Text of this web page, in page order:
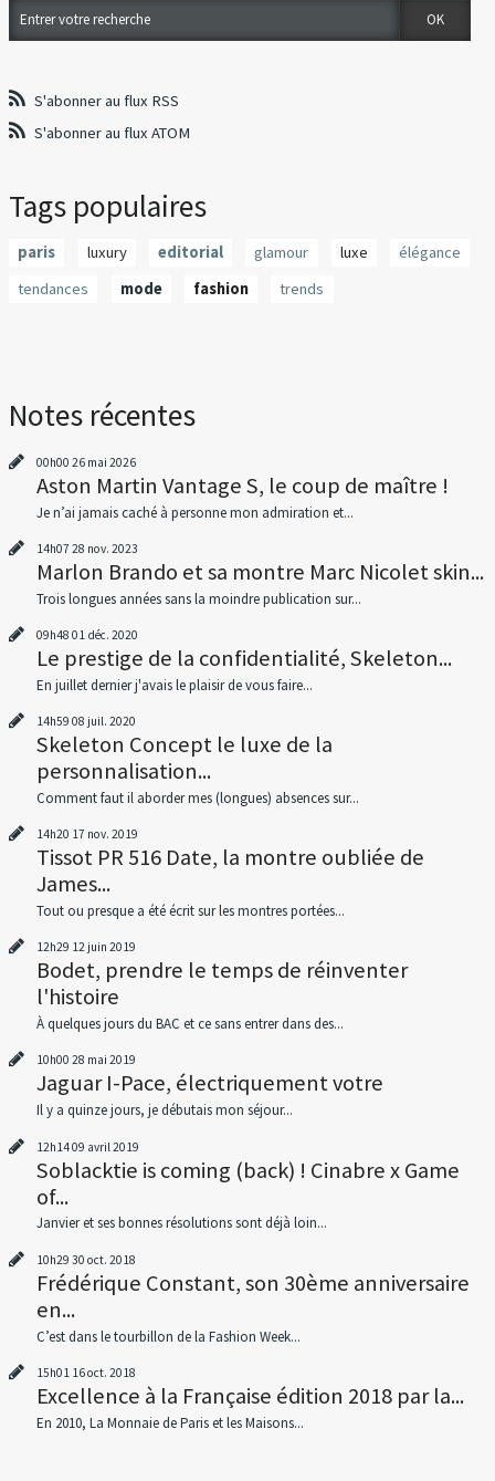
S'abonner au flux RSS
S'abonner au flux ATOM
Tags populaires
paris luxury editorial glamour luxe
élégance
tendances
mode fashion trends
Notes récentes
00h00 26 mai 2026
Aston Martin Vantage S, le coup de maître !
Je n’ai jamais caché à personne mon admiration et...
14h07 28 nov. 2023
Marlon Brando et sa montre Marc Nicolet skin...
Trois longues années sans la moindre publication sur...
09h48 01 déc. 2020
Le prestige de la confidentialité, Skeleton...
En juillet dernier j'avais le plaisir de vous faire...
14h59 08 juil. 2020
Skeleton Concept le luxe de la
personnalisation...
Comment faut il aborder mes (longues) absences sur...
14h20 17 nov. 2019
Tissot PR 516 Date, la montre oubliée de
James...
Tout ou presque a été écrit sur les montres portées...
12h29 12 juin 2019
Bodet, prendre le temps de réinventer
l'histoire
À quelques jours du BAC et ce sans entrer dans des...
10h00 28 mai 2019
Jaguar I-Pace, électriquement votre
Il y a quinze jours, je débutais mon séjour...
12h1409 avril 2019
Soblacktie is coming (back) ! Cinabre x Game
of...
Janvier et ses bonnes résolutions sont déjà loin...
10h29 30 oct. 2018
Frédérique Constant, son 30ème anniversaire
en...
C’est dans le tourbillon de la Fashion Week...
15h01 16oct. 2018
Excellence à la Française édition 2018 par la...
En 2010, La Monnaie de Paris et les Maisons...